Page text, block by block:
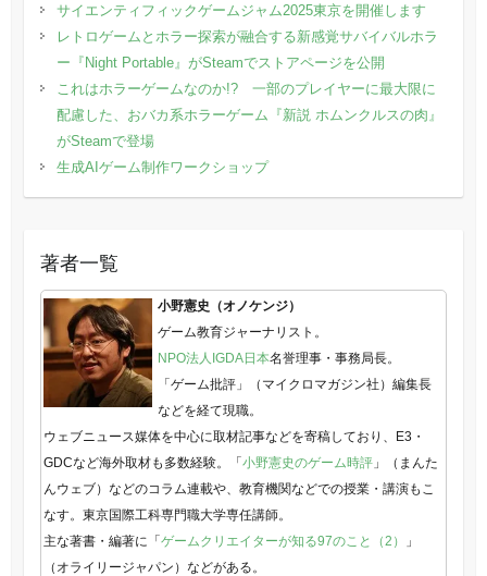
サイエンティフィックゲームジャム2025東京を開催します
レトロゲームとホラー探索が融合する新感覚サバイバルホラ
ー『Night Portable』がSteamでストアページを公開
これはホラーゲームなのか!? 一部のプレイヤーに最大限に
配慮した、おバカ系ホラーゲーム『新説 ホムンクルスの肉』
がSteamで登場
生成AIゲーム制作ワークショップ
著者一覧
小野憲史（オノケンジ）
ゲーム教育ジャーナリスト。
NPO法人IGDA日本名誉理事・事務局長。
「ゲーム批評」（マイクロマガジン社）編集長
などを経て現職。
ウェブニュース媒体を中心に取材記事などを寄稿しており、E3・
GDCなど海外取材も多数経験。「小野憲史のゲーム時評」（まんた
んウェブ）などのコラム連載や、教育機関などでの授業・講演もこ
なす。東京国際工科専門職大学専任講師。
主な著書・編著に「ゲームクリエイターが知る97のこと（2）
」
（オライリージャパン）などがある。